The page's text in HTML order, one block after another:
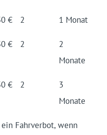
€ 2 1 Monat
€ 2
2
Monate
€ 2
3
Monate
Fahrverbot, wenn